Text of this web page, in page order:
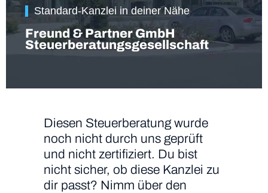
Standard-Kanzlei in deiner Nähe
Freund & Partner GmbH
Steuerberatungsgesellschaft
Diesen Steuerberatung wurde
noch nicht durch uns geprüft
und nicht zertifiziert. Du bist
nicht sicher, ob diese Kanzlei zu
dir passt? Nimm über den